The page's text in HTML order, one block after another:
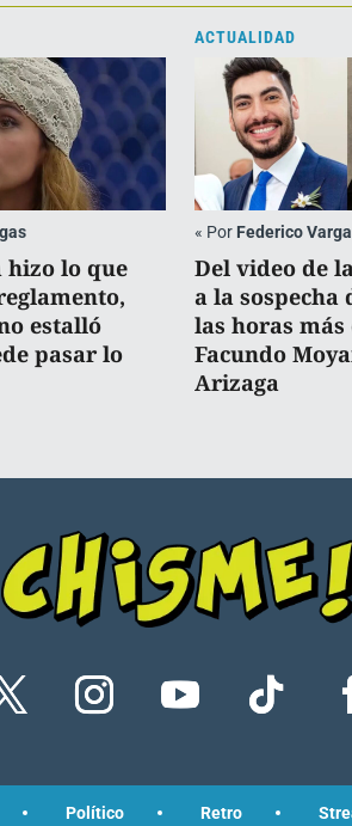
hizo lo que
estalló
pasar lo
ACTUALIDAD
« Por Federico
Del video de
a la sospecha
las horas más
Facundo
Arizaga
Político Retro